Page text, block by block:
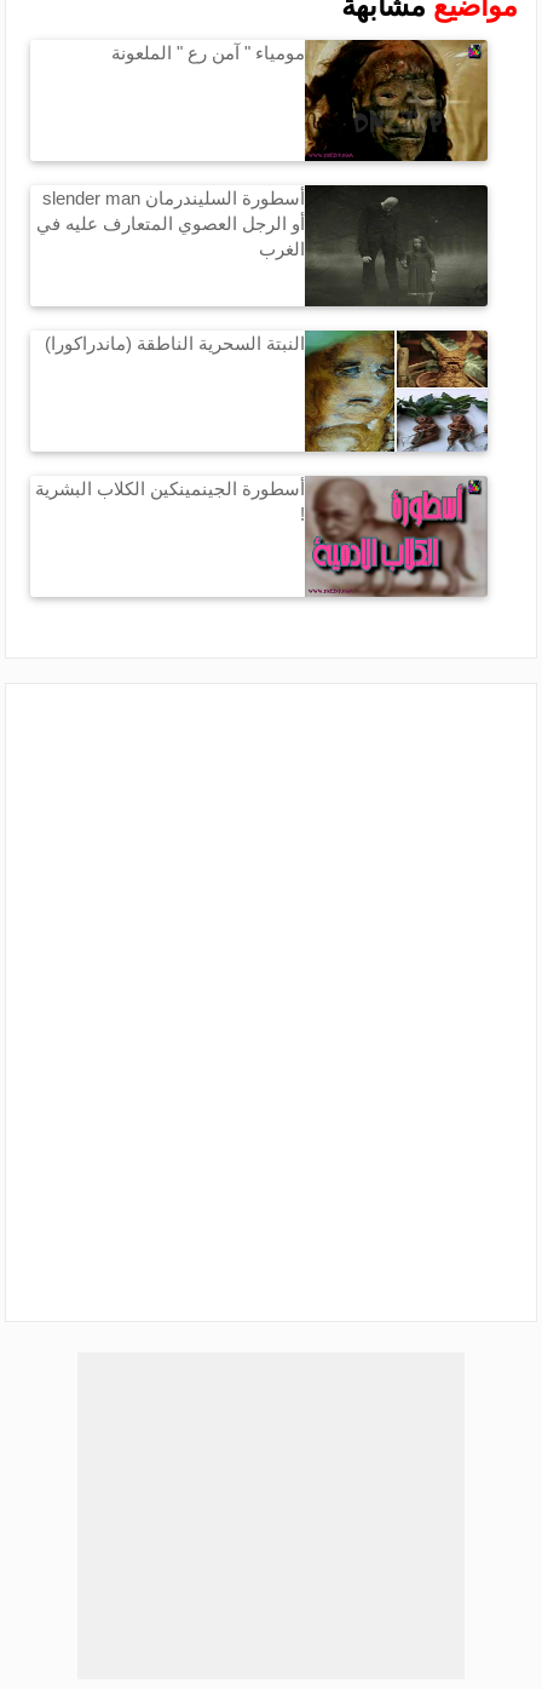
ﻣﻮﻣﻴﺎﺀ " ﺁﻣﻦ ﺭﻉ " الملعونة
أسطورة السليندرمان slender man
أو الرجل العصوي المتعارف عليه في
الغرب
النبتة السحرية الناطقة (ماندراكورا)
أسطورة الجينمينكين الكلاب البشرية
!